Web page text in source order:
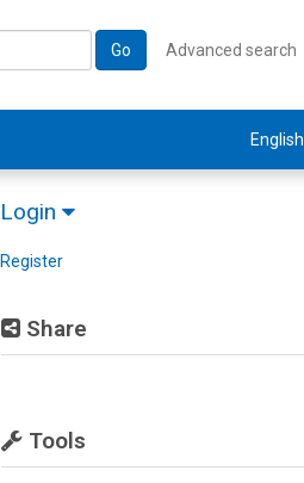
Go Advanced search
English
Login
Register
Share
Tools